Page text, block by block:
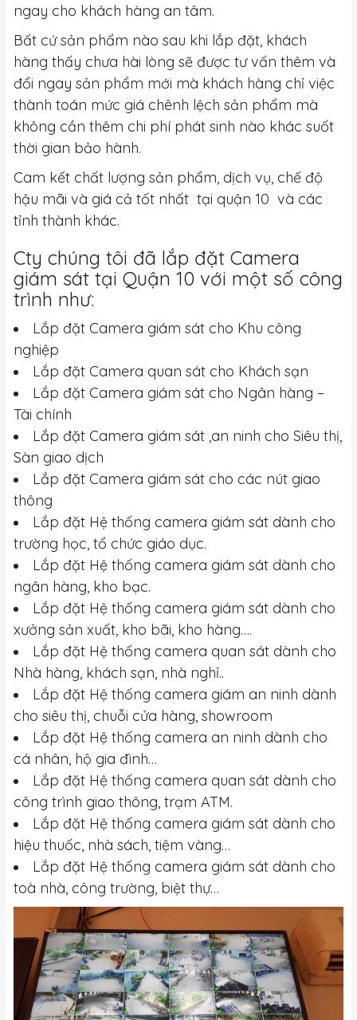
ngay cho khách hàng an tâm.
Bất cứ sản phẩm nào sau khi lắp đặt, khách
hàng thấy chưa hài lòng sẽ được tư vấn thêm và
đổi ngay sản phẩm mới mà khách hàng chỉ việc
thành toán mức giá chênh lệch sản phẩm mà
không cần thêm chi phí phát sinh nào khác suốt
thời gian bảo hành.
Cam kết chất lượng sản phẩm, dịch vụ, chế độ
hậu mãi và giá cả tốt nhất tại quận 10 và các
tỉnh thành khác.
Cty chúng tôi đã lắp đặt Camera
giám sát tại Quận 10 với một số công
trình như:
Lắp đặt Camera giám sát cho Khu công
nghiệp
Lắp đặt Camera quan sát cho Khách sạn
Lắp đặt Camera giám sát cho Ngân hàng –
Tài chính
Lắp đặt Camera giám sát ,an ninh cho Siêu thị,
Sàn giao dịch
Lắp đặt Camera giám sát cho các nút giao
thông
Lắp đặt Hệ thống camera giám sát dành cho
trường học, tổ chức giáo dục.
Lắp đặt Hệ thống camera giám sát dành cho
ngân hàng, kho bạc.
Lắp đặt Hệ thống camera giám sát dành cho
xưởng sản xuất, kho bãi, kho hàng….
Lắp đặt Hệ thống camera quan sát dành cho
Nhà hàng, khách sạn, nhà nghỉ..
Lắp đặt Hệ thống camera giám an ninh dành
cho siêu thị, chuỗi cửa hàng, showroom
Lắp đặt Hệ thống camera an ninh dành cho
cá nhân, hộ gia đình…
Lắp đặt Hệ thống camera quan sát dành cho
công trình giao thông, trạm ATM.
Lắp đặt Hệ thống camera giám sát dành cho
hiệu thuốc, nhà sách, tiệm vàng…
Lắp đặt Hệ thống camera giám sát dành cho
toà nhà, công trường, biệt thự…